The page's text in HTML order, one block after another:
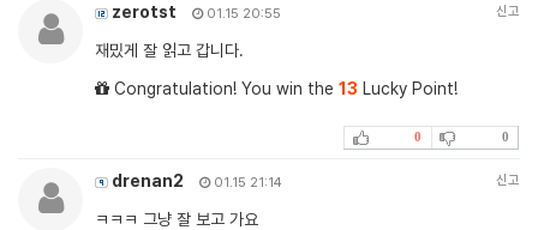
zerotst 01.15 20:55 신고
재밌게 잘 읽고 갑니다.
Congratulation! You win the 13 Lucky Point!
0 0
drenan2 01.15 21:14 신고
ㅋㅋㅋ 그냥 잘 보고 가요